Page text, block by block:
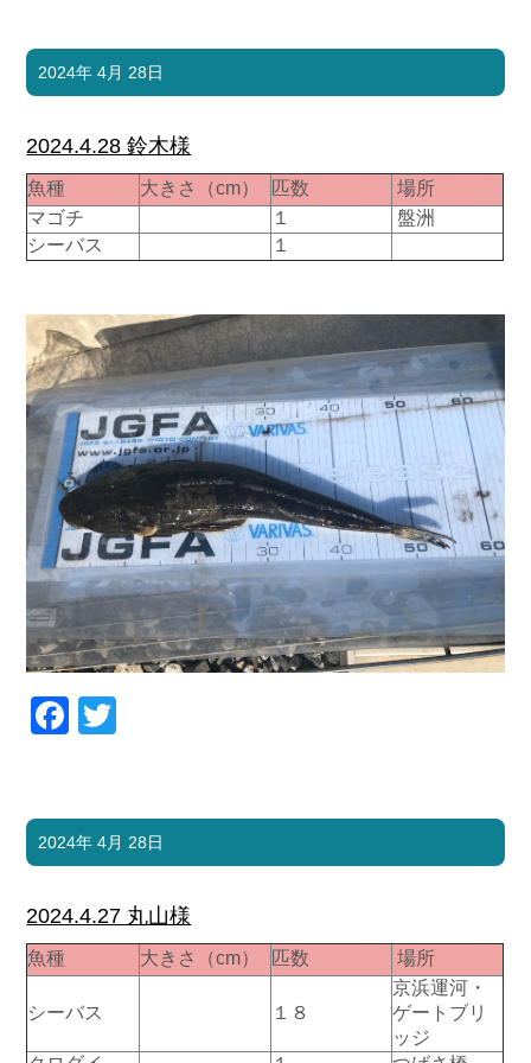
2024年 4月 28日
2024.4.28 鈴木様
魚種 大きさ（cm） 匹数
場所
マゴチ
１
盤洲
シーバス
１
Facebook
2024年 4月 28日
2024.4.27 丸山様
魚種 大きさ（cm） 匹数 場所
シーバス １８
京浜運河・
ゲートブリ
ッジ